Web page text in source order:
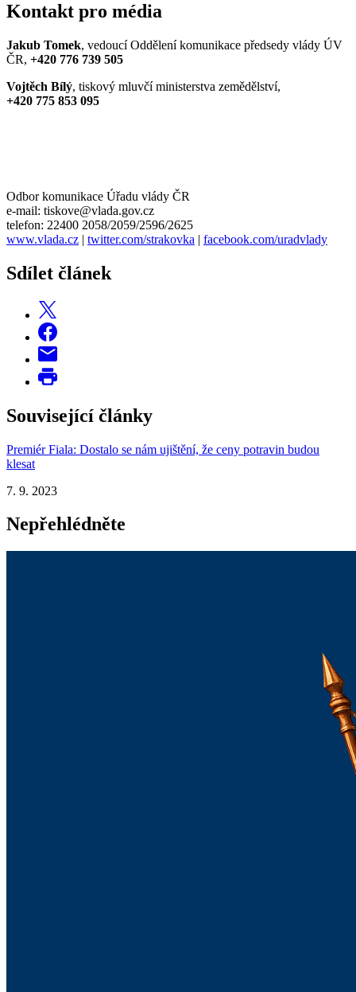
Kontakt pro média
Jakub Tomek, vedoucí Oddělení komunikace předsedy vlády ÚV
ČR, +420 776 739 505
Vojtěch Bílý, tiskový mluvčí ministerstva zemědělství,
+420 775 853 095
Odbor komunikace Úřadu vlády ČR
e-mail: tiskove@vlada.gov.cz
telefon: 22400 2058/2059/2596/2625
www.vlada.cz | twitter.com/strakovka | facebook.com/uradvlady
Sdílet článek
Související články
Premiér Fiala: Dostalo se nám ujištění, že ceny potravin budou
klesat
7. 9. 2023
Nepřehlédněte